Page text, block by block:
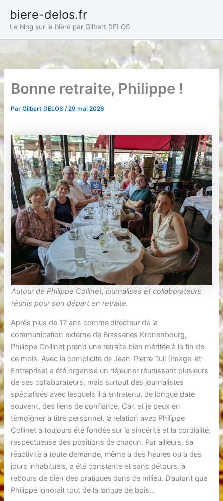
contenu
biere-delos.fr
Le blog sur la bière par Gilbert DELOS
Bonne retraite, Philippe !
ParGilbert DELOS/29 mai 2026
Autour de Philippe Collinet, journalises et collaborateurs
réunis pour son départ en retraite.
Après plus de 17 ans comme directeur de la
communication externe de Brasseries Kronenbourg,
Philippe Collinet prend une retraite bien méritée à la fin de
ce mois. Avec la complicité de Jean-Pierre Tuil (Image-et-
Entreprise) a été organisé un déjeuner réunissant plusieurs
de ses collaborateurs, mais surtout des journalistes
spécialisés avec lesquels il a entretenu, de longue date
souvent, des liens de confiance. Car, et je peux en
témoigner à titre personnel, la relation avec Philippe
Collinet a toujours été fondée sur la sincérité et la cordialité,
respectueuse des positions de chacun. Par ailleurs, sa
réactivité à toute demande, même à des heures ou à des
jours inhabituels, a été constante et sans détours, à
rebours de bien des pratiques dans ce milieu. D’autant que
Philippe ignorait tout de la langue de bois…